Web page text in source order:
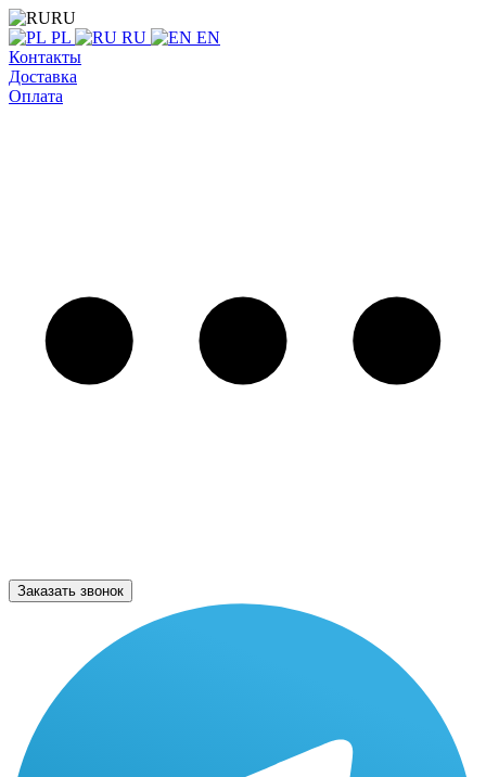
RU
PL
RU
EN
Контакты
Доставка
Оплата
Заказать звонок